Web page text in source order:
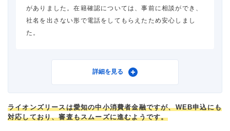
借入事実の把握 誰も知らない
重視した点
がありました。在籍確認については、事前に相談ができ、
社名を出さない形で電話をしてもらえたため安心しまし
た。
ライオンズリース フリーロ
借入金額 50万円
詳細を見る
ライオンズリースは愛知の中小消費者金融ですが、WEB申込にも
対応しており、審査もスムーズに進むようです。